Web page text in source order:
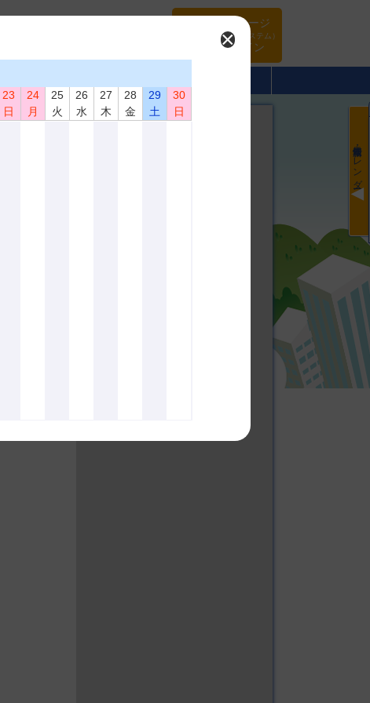
マイページ
（旧WEBシステム）
ログイン
最新情報・カレンダー
×
23
日
24
月
25
火
26
水
27
木
28
金
29
土
30
日